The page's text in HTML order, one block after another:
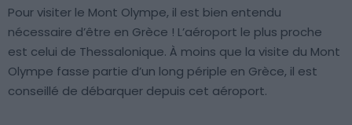
Pour visiter le Mont Olympe, il est bien entendu
nécessaire d’être en Grèce ! L’aéroport le plus proche
est celui de Thessalonique. À moins que la visite du Mont
Olympe fasse partie d’un long périple en Grèce, il est
conseillé de débarquer depuis cet aéroport.